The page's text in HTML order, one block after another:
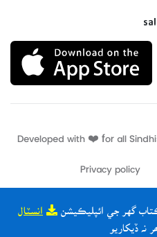
گهر جي ائپليڪيشن انسٽال
نہ ڏيکاريو
Developed with ❤️ for all